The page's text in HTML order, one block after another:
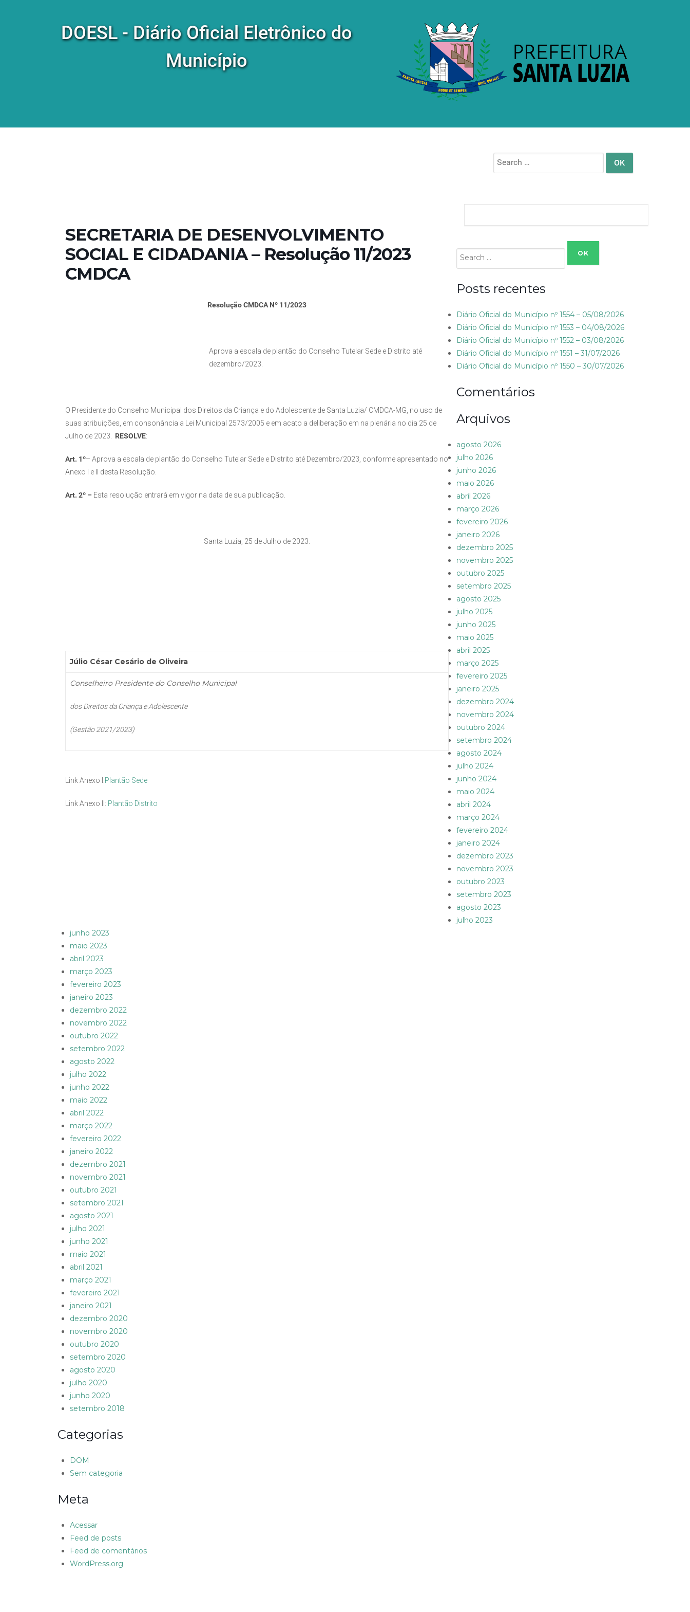
DOESL - Diário Oficial Eletrônico do
Município
Search
for:
SECRETARIA DE DESENVOLVIMENTO
SOCIAL E CIDADANIA – Resolução 11/2023
CMDCA
Resolução CMDCA Nº 11/2023
Aprova a escala de plantão do Conselho Tutelar Sede e Distrito até
dezembro/2023.
O Presidente do Conselho Municipal dos Direitos da Criança e do Adolescente de Santa Luzia/ CMDCA-MG, no uso de
suas atribuições, em consonância a Lei Municipal 2573/2005 e em acato a deliberação em na plenária no dia 25 de
Julho de 2023. RESOLVE:
Art. 1º– Aprova a escala de plantão do Conselho Tutelar Sede e Distrito até Dezembro/2023, conforme apresentado no
Anexo I e II desta Resolução.
Art. 2º – Esta resolução entrará em vigor na data de sua publicação.
Santa Luzia, 25 de Julho de 2023.
Júlio César Cesário de Oliveira
Conselheiro Presidente do Conselho Municipal
dos Direitos da Criança e Adolescente
(Gestão 2021/2023)
Link Anexo I:Plantão Sede
Link Anexo II: Plantão Distrito
Search
for:
Posts recentes
Diário Oficial do Município nº 1554 – 05/08/2026
Diário Oficial do Município nº 1553 – 04/08/2026
Diário Oficial do Município nº 1552 – 03/08/2026
Diário Oficial do Município nº 1551 – 31/07/2026
Diário Oficial do Município nº 1550 – 30/07/2026
Comentários
Arquivos
agosto 2026
julho 2026
junho 2026
maio 2026
abril 2026
março 2026
fevereiro 2026
janeiro 2026
dezembro 2025
novembro 2025
outubro 2025
setembro 2025
agosto 2025
julho 2025
junho 2025
maio 2025
abril 2025
março 2025
fevereiro 2025
janeiro 2025
dezembro 2024
novembro 2024
outubro 2024
setembro 2024
agosto 2024
julho 2024
junho 2024
maio 2024
abril 2024
março 2024
fevereiro 2024
janeiro 2024
dezembro 2023
novembro 2023
outubro 2023
setembro 2023
agosto 2023
julho 2023
junho 2023
maio 2023
abril 2023
março 2023
fevereiro 2023
janeiro 2023
dezembro 2022
novembro 2022
outubro 2022
setembro 2022
agosto 2022
julho 2022
junho 2022
maio 2022
abril 2022
março 2022
fevereiro 2022
janeiro 2022
dezembro 2021
novembro 2021
outubro 2021
setembro 2021
agosto 2021
julho 2021
junho 2021
maio 2021
abril 2021
março 2021
fevereiro 2021
janeiro 2021
dezembro 2020
novembro 2020
outubro 2020
setembro 2020
agosto 2020
julho 2020
junho 2020
setembro 2018
Categorias
DOM
Sem categoria
Meta
Acessar
Feed de posts
Feed de comentários
WordPress.org